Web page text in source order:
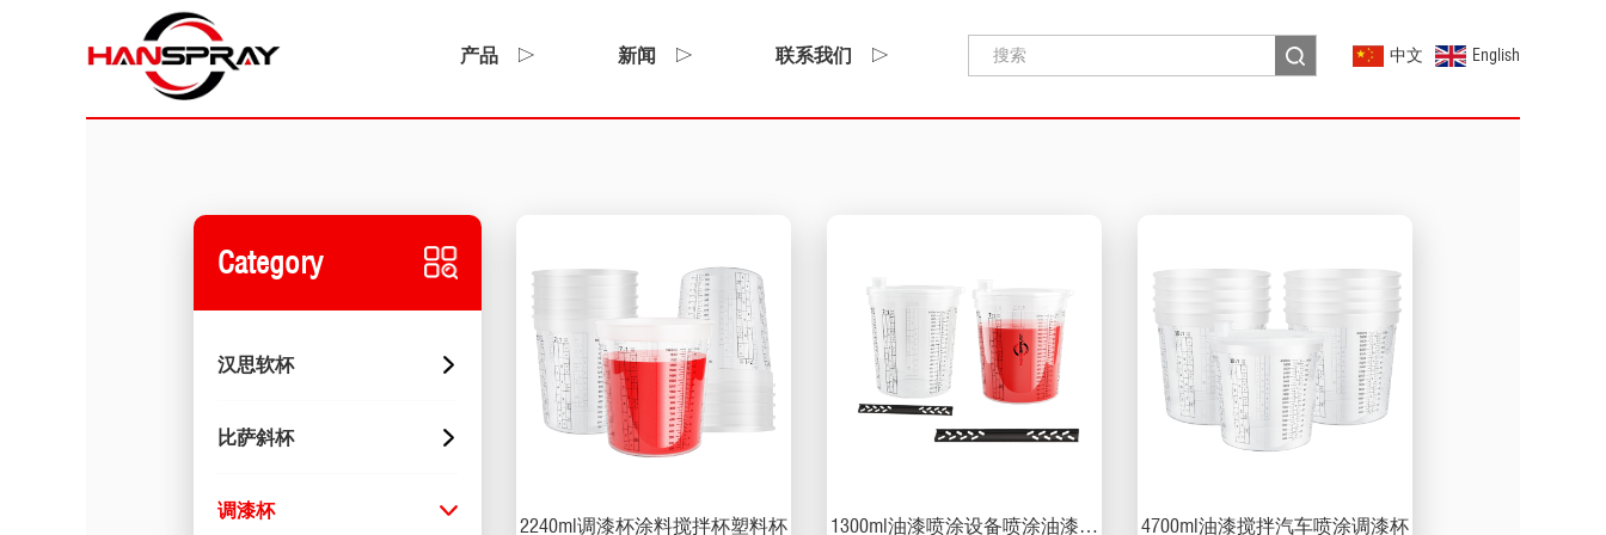
中文 English
产品 新闻 联系我们
Category
汉思软杯
比萨斜杯
调漆杯
2240ml调漆杯涂料搅拌杯塑料杯 1300ml油漆喷涂设备喷涂油漆杯 4700ml油漆搅拌汽车喷涂调漆杯